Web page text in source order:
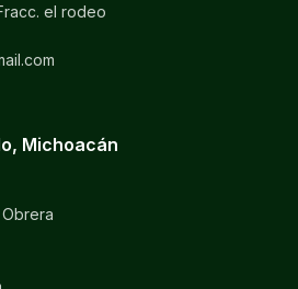
el rodeo
Michoacán